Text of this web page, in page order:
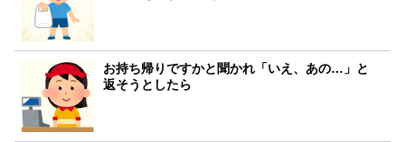
お持ち帰りですかと聞かれ「いえ、あの…」と
返そうとしたら